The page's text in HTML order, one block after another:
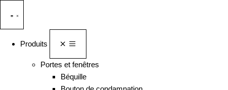
Produits
Portes et fenêtres
Béquille